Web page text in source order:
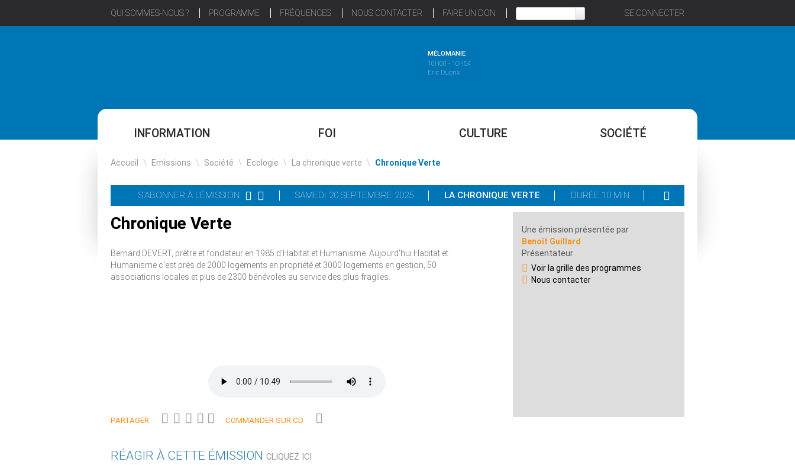
QUI SOMMES-NOUS ? PROGRAMME FRÉQUENCES NOUS CONTACTER FAIRE UN DON SE CONNECTER
MÉLOMANIE
10H00 - 10H54
Eric Duprix
INFORMATION FOI CULTURE SOCIÉTÉ
Accueil \ Emissions \ Société \ Ecologie \ La chronique verte \ Chronique Verte
S'ABONNER À L'ÉMISSION SAMEDI 20 SEPTEMBRE 2025 LA CHRONIQUE VERTE DURÉE 10 MIN
Chronique Verte
Bernard DEVERT, prêtre et fondateur en 1985 d'Habitat et Humanisme. Aujourd'hui Habitat et
Humanisme c'est près de 2000 logements en propriété et 3000 logements en gestion, 50
associations locales et plus de 2300 bénévoles au service des plus fragiles.
PARTAGER COMMANDER SUR CD
Une émission présentée par
Benoît Guillard
Présentateur
Voir la grille des programmes
Nous contacter
RÉAGIR À CETTE ÉMISSION CLIQUEZ ICI